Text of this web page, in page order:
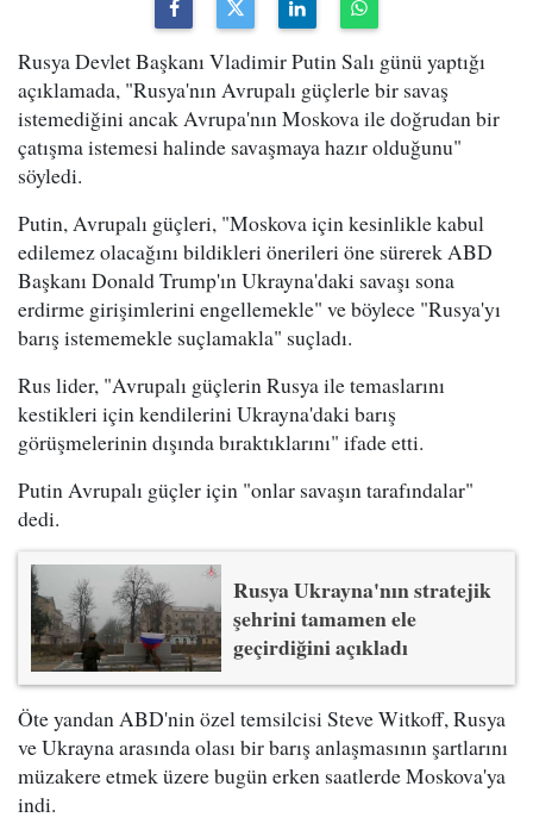
Rusya Devlet Başkanı Vladimir Putin Salı günü yaptığı
açıklamada, "Rusya'nın Avrupalı güçlerle bir savaş
istemediğini ancak Avrupa'nın Moskova ile doğrudan bir
çatışma istemesi halinde savaşmaya hazır olduğunu"
söyledi.
Putin, Avrupalı güçleri, "Moskova için kesinlikle kabul
edilemez olacağını bildikleri önerileri öne sürerek ABD
Başkanı Donald Trump'ın Ukrayna'daki savaşı sona
erdirme girişimlerini engellemekle" ve böylece "Rusya'yı
barış istememekle suçlamakla" suçladı.
Rus lider, "Avrupalı güçlerin Rusya ile temaslarını
kestikleri için kendilerini Ukrayna'daki barış
görüşmelerinin dışında bıraktıklarını" ifade etti.
Putin Avrupalı güçler için "onlar savaşın tarafındalar"
dedi.
Rusya Ukrayna'nın stratejik
şehrini tamamen ele
geçirdiğini açıkladı
Öte yandan ABD'nin özel temsilcisi Steve Witkoff, Rusya
ve Ukrayna arasında olası bir barış anlaşmasının şartlarını
müzakere etmek üzere bugün erken saatlerde Moskova'ya
indi.